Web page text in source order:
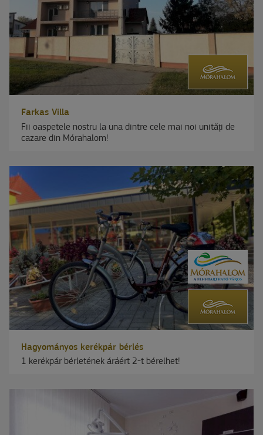
Farkas Villa
Fii oaspetele nostru la una dintre cele mai noi unități de
cazare din Mórahalom!
Hagyományos kerékpár bérlés
1 kerékpár bérletének áráért 2-t bérelhet!